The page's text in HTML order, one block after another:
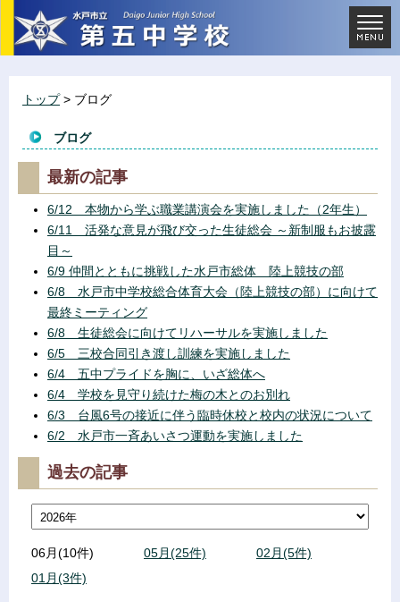
トップ> ブログ
ブログ
最新の記事
6/12 本物から学ぶ職業講演会を実施しました（2年生）
6/11 活発な意見が飛び交った生徒総会 ～新制服もお披露
目～
6/9 仲間とともに挑戦した水戸市総体 陸上競技の部
6/8 水戸市中学校総合体育大会（陸上競技の部）に向けて
最終ミーティング
6/8 生徒総会に向けてリハーサルを実施しました
6/5 三校合同引き渡し訓練を実施しました
6/4 五中プライドを胸に、いざ総体へ
6/4 学校を見守り続けた梅の木とのお別れ
6/3 台風6号の接近に伴う臨時休校と校内の状況について
6/2 水戸市一斉あいさつ運動を実施しました
過去の記事
06月(10件) 05月(25件)
02月(5件)
01月(3件)